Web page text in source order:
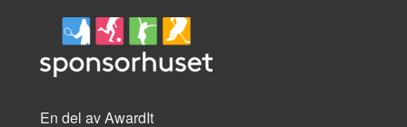
En del av AwardIt